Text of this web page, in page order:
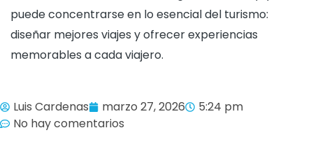
puede concentrarse en lo esencial del turismo:
diseñar mejores viajes y ofrecer experiencias
memorables a cada viajero.
Luis Cardenas marzo 27, 2026
5:24 pm
No hay comentarios